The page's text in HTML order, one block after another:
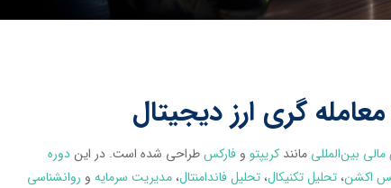
گری ارز دیجیتال
مالی بین‌المللی مانند کریپتو و فارکسطراحی شده است. در ایندوره
اکشن، تحلیل تکنیکال، تحلیل فاندامنتال، مدیریت سرمایه و روانشناسی